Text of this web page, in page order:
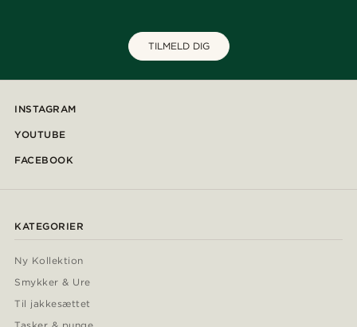
TILMELD DIG
INSTAGRAM
YOUTUBE
FACEBOOK
KATEGORIER
Ny Kollektion
Smykker & Ure
Til jakkesættet